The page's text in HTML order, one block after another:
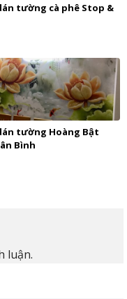
tường cà phê Stop &
tường Hoàng Bật
Bình
luận.